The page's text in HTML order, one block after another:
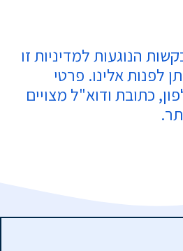
הנוגעות למדיניות זו
לפנות אלינו. פרטי
כתובת ודוא"ל מצויים